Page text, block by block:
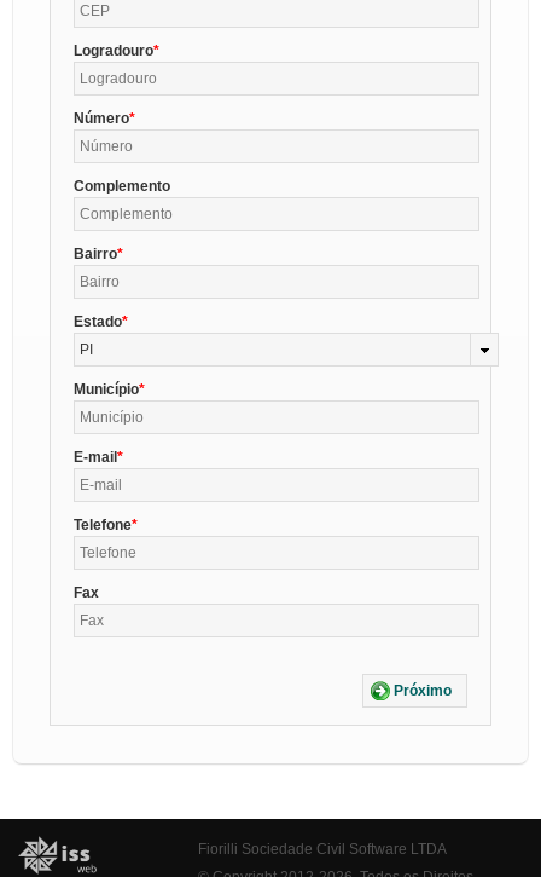
Logradouro
Número
Complemento
Bairro
Estado
PI
Município
E-mail
Telefone
Fax
Próximo
Fiorilli Sociedade Civil Software LTDA